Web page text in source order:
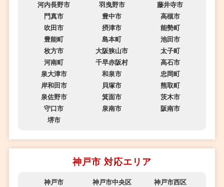
河内長野市
羽曳野市
藤井寺市
門真市
豊中市
高槻市
吹田市
摂津市
能勢町
豊能町
島本町
池田市
枚方市
大阪狭山市
太子町
河南町
千早赤阪村
高石市
泉大津市
和泉市
忠岡町
岸和田市
貝塚市
熊取町
泉佐野市
箕面市
茨木市
守口市
泉南市
阪南市
堺市
神戸市 対応エリア
神戸市 神戸市中央区
神戸市西区